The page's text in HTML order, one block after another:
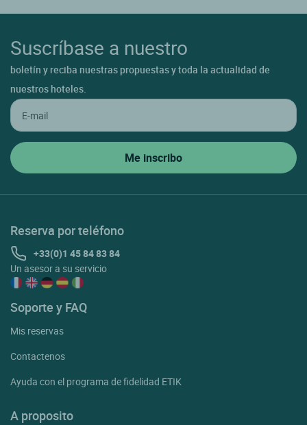
Suscríbase a nuestro
boletín y reciba nuestras propuestas y toda la actualidad de
nuestros hoteles.
Reserva por teléfono
+33(0)1 45 84 83 84
Un asesor a su servicio
Soporte y FAQ
Mis reservas
Contactenos
Ayuda con el programa de fidelidad ETIK
A proposito